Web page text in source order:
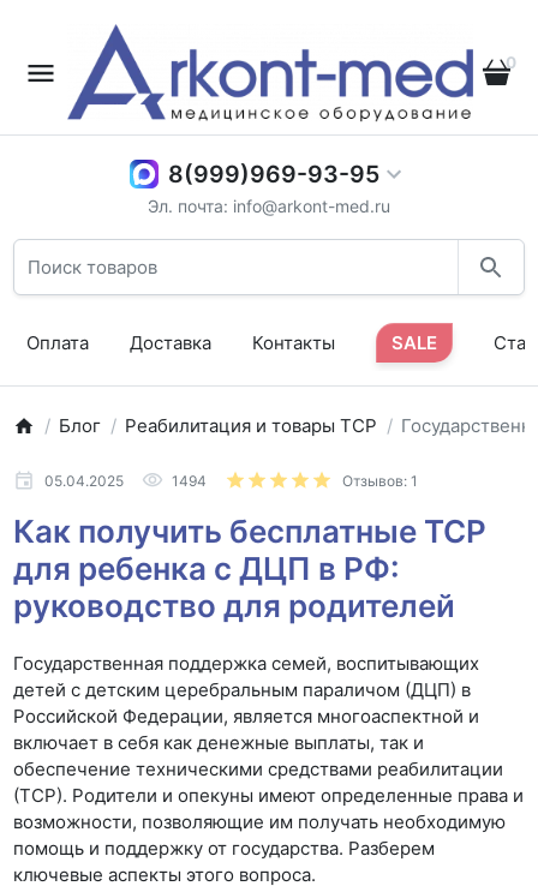
0
8(999)969-93-95
Эл. почта: info@arkont-med.ru
Оплата Доставка Контакты SALE
Блог Реабилитация и товары ТСР
05.04.2025 1494 Отзывов: 1
Как получить бесплатные ТСР
для ребенка с ДЦП в РФ:
руководство для родителей
Государственная поддержка семей, воспитывающих
детей с детским церебральным параличом (ДЦП) в
Российской Федерации, является многоаспектной и
включает в себя как денежные выплаты, так и
обеспечение техническими средствами реабилитации
(ТСР). Родители и опекуны имеют определенные права и
возможности, позволяющие им получать необходимую
помощь и поддержку от государства. Разберем
ключевые аспекты этого вопроса.